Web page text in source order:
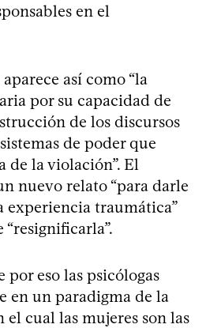
en el
así como “la
por su capacidad de
de los discursos
de poder que
de la violación”. El
nuevo relato “para darle
experiencia traumática”
eso las psicólogas
en un paradigma de la
el cual las mujeres son las